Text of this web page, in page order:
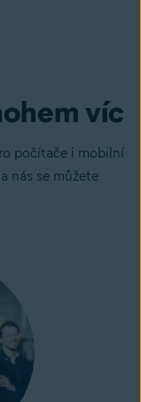
víc
počítače i mobilní
nás se můžete